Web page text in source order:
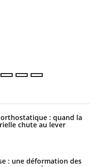
: quand la
chute au lever
: une déformation des